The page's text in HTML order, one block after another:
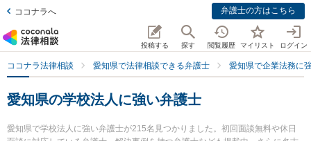
ココナラへ 弁護士の方はこちら
投稿する 探す 閲覧履歴 マイリスト ログイン
ココナラ法律相談 愛知県で法律相談できる弁護士 愛知県で企業法務に
愛知県の学校法人に強い弁護士
愛知県で学校法人に強い弁護士が215名見つかりました。初回面談無料や休日